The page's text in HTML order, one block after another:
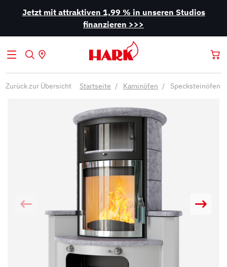
Jetzt mit attraktiven 1,99 % in unseren Studios
finanzieren >>>
Zurück zur Übersicht Startseite Kaminöfen Specksteinöfen